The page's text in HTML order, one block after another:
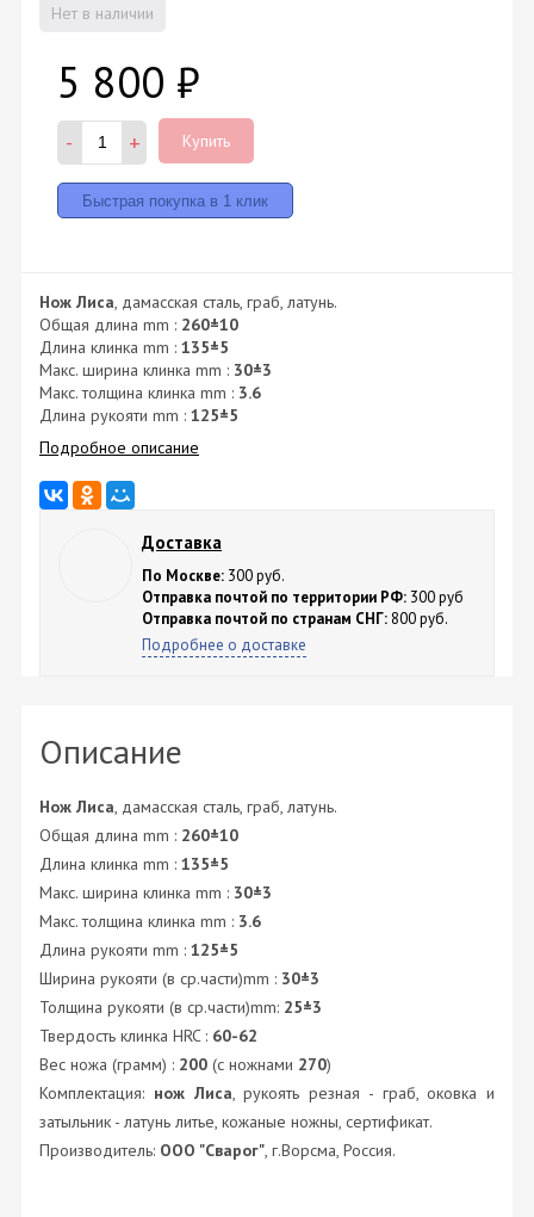
Нет в наличии
5 800 ₽
- + Купить
Нож Лиса, дамасская сталь, граб, латунь.
Общая длина mm : 260±10
Длина клинка mm : 135±5
Макс. ширина клинка mm : 30±3
Макс. толщина клинка mm : 3.6
Длина рукояти mm : 125±5
Подробное описание
Доставка
По Москве: 300 руб.
Отправка почтой по территории РФ: 300 руб
Отправка почтой по странам СНГ: 800 руб.
Подробнее о доставке
Описание
Нож Лиса, дамасская сталь, граб, латунь.
Общая длина mm : 260±10
Длина клинка mm : 135±5
Макс. ширина клинка mm : 30±3
Макс. толщина клинка mm : 3.6
Длина рукояти mm : 125±5
Ширина рукояти (в ср.части)mm : 30±3
Толщина рукояти (в ср.части)mm: 25±3
Твердость клинка HRC : 60-62
Вес ножа (грамм) : 200 (с ножнами 270)
Комплектация: нож Лиса, рукоять резная - граб, оковка и
затыльник - латунь литье, кожаные ножны, сертификат.
Производитель: ООО "Сварог", г.Ворсма, Россия.